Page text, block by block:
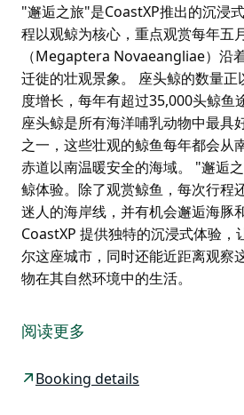
"邂逅之旅"是CoastXP推出的沉浸
程以观鲸为核心，重点观赏每年五
（Megaptera Novaeangliae）沿
迁徙的壮观景象。 座头鲸的数量正
度增长，每年有超过35,000头鲸鱼
座头鲸是所有海洋哺乳动物中最具
之一，这些壮观的鲸鱼每年都会从
赤道以南温暖安全的海域。 "邂逅
鲸体验。除了观赏鲸鱼，每次行程
迷人的海岸线，并有机会邂逅海豚
CoastXP 提供独特的沉浸式体验，
尔这座城市，同时还能近距离观察
物在其自然环境中的生活。
程以观鲸为核心，重点观赏每年五
（Megaptera Novaeangliae）沿着
阅读更多
Booking details